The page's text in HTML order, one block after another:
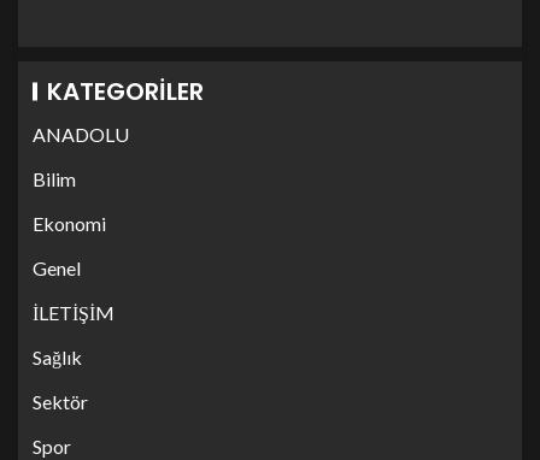
KATEGORILER
ANADOLU
Bilim
Ekonomi
Genel
İLETİŞİM
Sağlık
Sektör
Spor